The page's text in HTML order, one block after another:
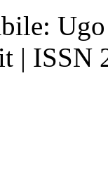
| ISSN